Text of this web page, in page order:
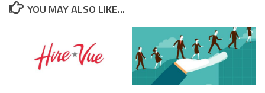
YOU MAY ALSO LIKE...